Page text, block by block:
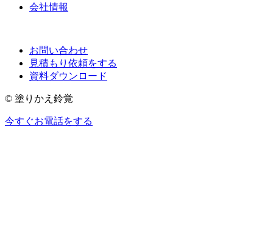
会社情報
お問い合わせ
見積もり依頼をする
資料ダウンロード
© 塗りかえ鈴覚
今すぐお電話をする